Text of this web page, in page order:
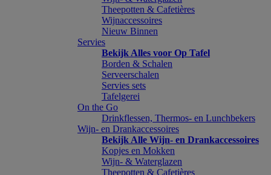
Theepotten & Cafetières
Wijnaccessoires
Nieuw Binnen
Servies
Bekijk Alles voor Op Tafel
Borden & Schalen
Serveerschalen
Servies sets
Tafelgerei
On the Go
Drinkflessen, Thermos- en Lunchbekers
Wijn- en Drankaccessoires
Bekijk Alle Wijn- en Drankaccessoires
Kopjes en Mokken
Wijn- & Waterglazen
Theepotten & Cafetières